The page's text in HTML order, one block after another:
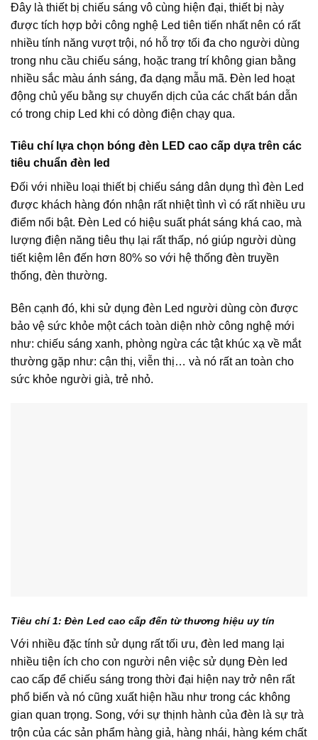
Đây là thiết bị chiếu sáng vô cùng hiện đại, thiết bị này
được tích hợp bởi công nghệ Led tiên tiến nhất nên có rất
nhiều tính năng vượt trội, nó hỗ trợ tối đa cho người dùng
trong nhu cầu chiếu sáng, hoặc trang trí không gian bằng
nhiều sắc màu ánh sáng, đa dạng mẫu mã. Đèn led hoạt
động chủ yếu bằng sự chuyển dịch của các chất bán dẫn
có trong chip Led khi có dòng điện chạy qua.
Tiêu chí lựa chọn bóng đèn LED cao cấp dựa trên các
tiêu chuẩn đèn led
Đối với nhiều loại thiết bị chiếu sáng dân dụng thì đèn Led
được khách hàng đón nhận rất nhiệt tình vì có rất nhiều ưu
điểm nổi bật. Đèn Led có hiệu suất phát sáng khá cao, mà
lượng điện năng tiêu thụ lại rất thấp, nó giúp người dùng
tiết kiệm lên đến hơn 80% so với hệ thống đèn truyền
thống, đèn thường.
Bên cạnh đó, khi sử dụng đèn Led người dùng còn được
bảo vệ sức khỏe một cách toàn diện nhờ công nghệ mới
như: chiếu sáng xanh, phòng ngừa các tật khúc xạ về mắt
thường gặp như: cận thị, viễn thị… và nó rất an toàn cho
sức khỏe người già, trẻ nhỏ.
Tiêu chí 1: Đèn Led cao cấp đến từ thương hiệu uy tín
Với nhiều đặc tính sử dụng rất tối ưu, đèn led mang lại
nhiều tiện ích cho con người nên việc sử dụng Đèn led
cao cấp để chiếu sáng trong thời đại hiện nay trở nên rất
phổ biến và nó cũng xuất hiện hầu như trong các không
gian quan trọng. Song, với sự thịnh hành của đèn là sự trà
trộn của các sản phẩm hàng giả, hàng nhái, hàng kém chất